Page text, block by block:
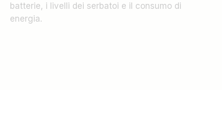
batterie, i livelli dei serbatoi e il consumo di
energia.